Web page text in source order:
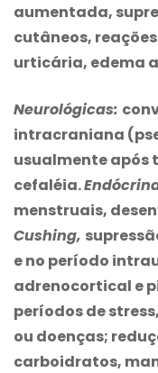
aumentada,
cutâneos,
urticária, edema
Neurológicas:
intracraniana
usualmente
cefaléia.
menstruais,
Cushing,
e no período
adrenocortical e
períodos de
ou doenças;
carboidratos,